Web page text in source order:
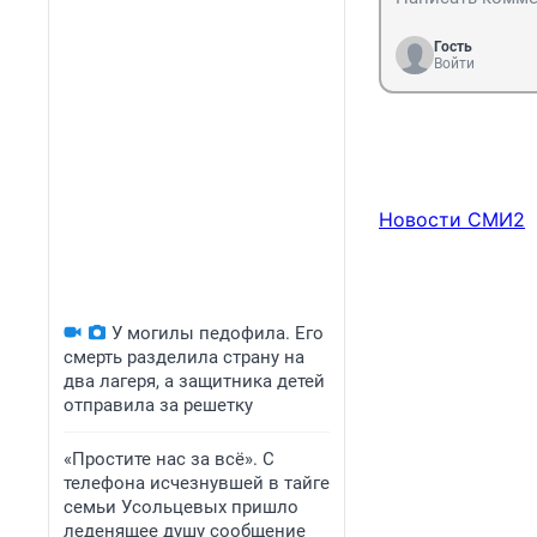
У могилы педофила. Его
смерть разделила страну на
два лагеря, а защитника детей
отправила за решетку
«Простите нас за всё». С
телефона исчезнувшей в тайге
семьи Усольцевых пришло
леденящее душу сообщение
Гость
Войти
Новости СМИ2